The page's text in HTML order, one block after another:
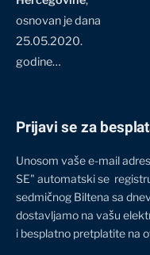
osnovan je dana
25.05.2020.
godine…
Prijavi se za
Unosom vaše e-mail
SE" automatski se
sedmičnog Biltena sa
dostavljamo na vašu
i besplatno pretplatite na